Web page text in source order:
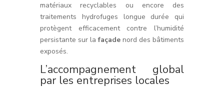
matériaux recyclables ou encore des
traitements hydrofuges longue durée qui
protègent efficacement contre l’humidité
persistante sur lafaçade nord des bâtiments
exposés.
L’accompagnement global
par les entreprises locales